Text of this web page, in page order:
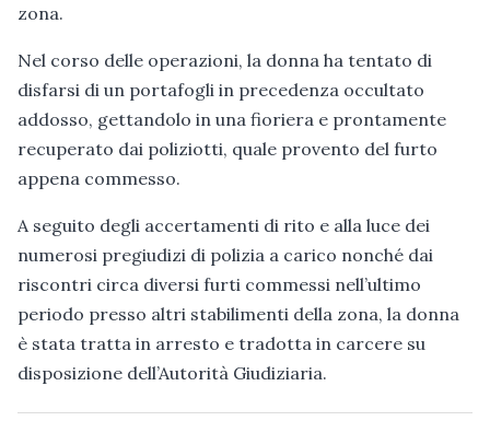
zona.
Nel corso delle operazioni, la donna ha tentato di
disfarsi di un portafogli in precedenza occultato
addosso, gettandolo in una fioriera e prontamente
recuperato dai poliziotti, quale provento del furto
appena commesso.
A seguito degli accertamenti di rito e alla luce dei
numerosi pregiudizi di polizia a carico nonché dai
riscontri circa diversi furti commessi nell’ultimo
periodo presso altri stabilimenti della zona, la donna
è stata tratta in arresto e tradotta in carcere su
disposizione dell’Autorità Giudiziaria.